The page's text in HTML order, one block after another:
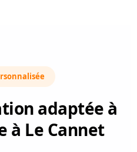
adaptée à
à Le Cannet